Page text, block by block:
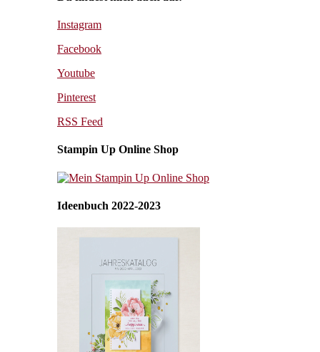
Instagram
Facebook
Youtube
Pinterest
RSS Feed
Stampin Up Online Shop
Ideenbuch 2022-2023